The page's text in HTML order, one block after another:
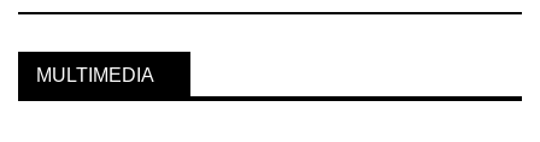
MULTIMEDIA